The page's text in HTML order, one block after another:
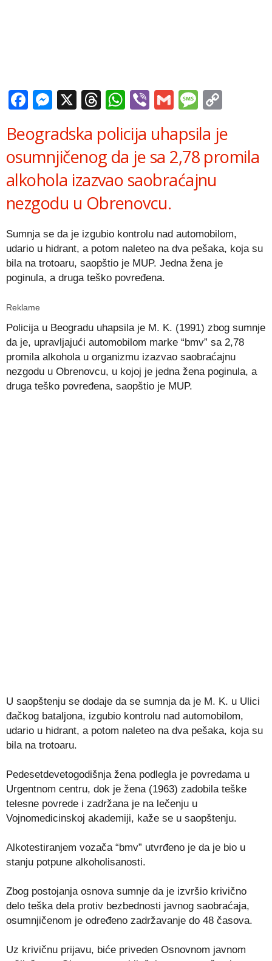
Facebook
Messenger
X Threads
WhatsApp
ViberGmail
Beogradska policija uhapsila je
osumnjičenog da je sa 2,78 promila
alkohola izazvao saobraćajnu
nezgodu u Obrenovcu.
Sumnja se da je izgubio kontrolu nad automobilom,
udario u hidrant, a potom naleteo na dva pešaka, koja su
bila na trotoaru, saopštio je MUP. Jedna žena je
poginula, a druga teško povređena.
Reklame
Policija u Beogradu uhapsila je M. K. (1991) zbog sumnje
da je, upravljajući automobilom marke “bmv” sa 2,78
promila alkohola u organizmu izazvao saobraćajnu
nezgodu u Obrenovcu, u kojoj je jedna žena poginula, a
druga teško povređena, saopštio je MUP.
U saopštenju se dodaje da se sumnja da je M. K. u Ulici
đačkog bataljona, izgubio kontrolu nad automobilom,
udario u hidrant, a potom naleteo na dva pešaka, koja su
bila na trotoaru.
Pedesetdevetogodišnja žena podlegla je povredama u
Urgentnom centru, dok je žena (1963) zadobila teške
telesne povrede i zadržana je na lečenju u
Vojnomedicinskoj akademiji, kaže se u saopštenju.
Alkotestiranjem vozača “bmv” utvrđeno je da je bio u
stanju potpune alkoholisanosti.
Zbog postojanja osnova sumnje da je izvršio krivično
delo teška dela protiv bezbednosti javnog saobraćaja,
osumnjičenom je određeno zadržavanje do 48 časova.
Uz krivičnu prijavu, biće priveden Osnovnom javnom